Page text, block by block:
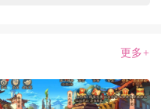
更多+